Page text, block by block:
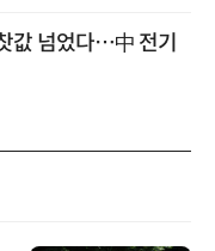
값 넘었다…中 전기